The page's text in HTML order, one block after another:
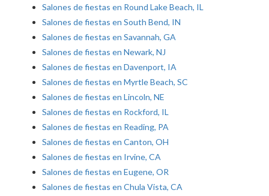
Salones de fiestas en Round Lake Beach, IL
Salones de fiestas en South Bend, IN
Salones de fiestas en Savannah, GA
Salones de fiestas en Newark, NJ
Salones de fiestas en Davenport, IA
Salones de fiestas en Myrtle Beach, SC
Salones de fiestas en Lincoln, NE
Salones de fiestas en Rockford, IL
Salones de fiestas en Reading, PA
Salones de fiestas en Canton, OH
Salones de fiestas en Irvine, CA
Salones de fiestas en Eugene, OR
Salones de fiestas en Chula Vista, CA